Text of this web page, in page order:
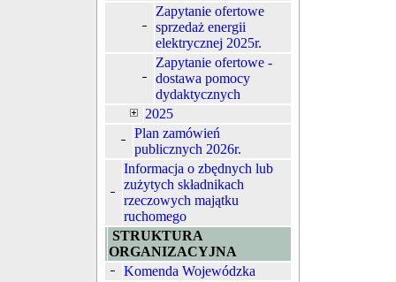
Zapytanie ofertowe
sprzedaż energii
elektrycznej 2025r.
Zapytanie ofertowe -
dostawa pomocy
dydaktycznych
2025
Plan zamówień
publicznych 2026r.
Informacja o zbędnych lub
zużytych składnikach
rzeczowych majątku
ruchomego
STRUKTURA
ORGANIZACYJNA
Komenda Wojewódzka